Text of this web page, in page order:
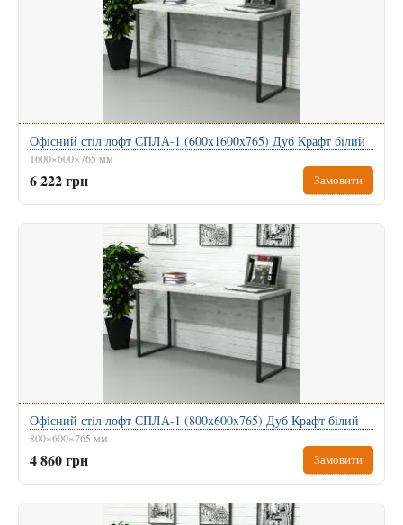
Офісний стіл лофт СПЛА-1 (600x1600x765) Дуб Крафт білий
1600×600×765 мм
6 222 грн Замовити
Офісний стіл лофт СПЛА-1 (800x600x765) Дуб Крафт білий
800×600×765 мм
4 860 грн Замовити